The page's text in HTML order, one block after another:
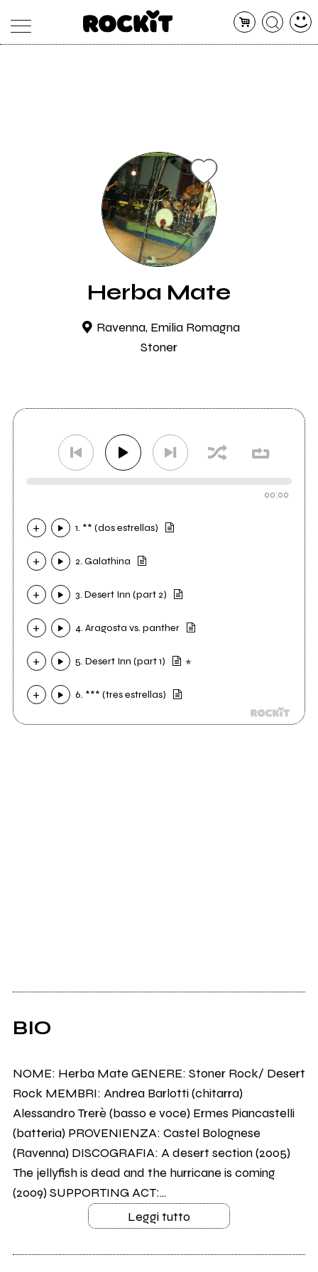
Herba Mate
Ravenna, Emilia Romagna
Stoner
00:00
1. ** (dos estrellas)
2. Galathina
3. Desert Inn (part 2)
4. Aragosta vs. panther
5. Desert Inn (part 1)
6. *** (tres estrellas)
BIO
NOME: Herba Mate GENERE: Stoner Rock/ Desert
Rock MEMBRI: Andrea Barlotti (chitarra)
Alessandro Trerè (basso e voce) Ermes Piancastelli
(batteria) PROVENIENZA: Castel Bolognese
(Ravenna) DISCOGRAFIA: A desert section (2005)
The jellyfish is dead and the hurricane is coming
(2009) SUPPORTING ACT:...
Leggi tutto